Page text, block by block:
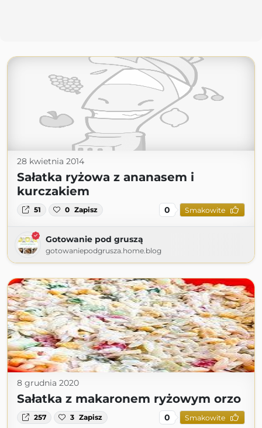
28 kwietnia 2014
Sałatka ryżowa z ananasem i
kurczakiem
51 0 Zapisz 0 Smakowite
Gotowanie pod gruszą
gotowaniepodgrusza.home.blog
8 grudnia 2020
Sałatka z makaronem ryżowym orzo
257 3 Zapisz 0 Smakowite